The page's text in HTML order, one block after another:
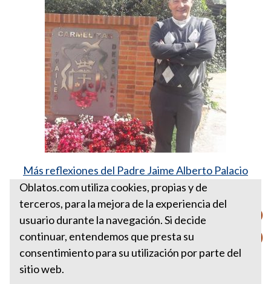
Más reflexiones del Padre Jaime Alberto Palacio
González, ocd
PARA ESTA SEMANA ENERO
26 DE 2020
Oblatos.com utiliza cookies, propias y de
terceros, para la mejora de la experiencia del
usuario durante la navegación. Si decide
continuar, entendemos que presta su
consentimiento para su utilización por parte del
sitio web.